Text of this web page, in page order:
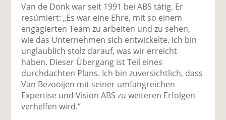
Van de Donk war seit 1991 bei ABS tätig. Er
resümiert: „Es war eine Ehre, mit so einem
engagierten Team zu arbeiten und zu sehen,
wie das Unternehmen sich entwickelte. Ich bin
unglaublich stolz darauf, was wir erreicht
haben. Dieser Übergang ist Teil eines
durchdachten Plans. Ich bin zuversichtlich, dass
Van Bezooijen mit seiner umfangreichen
Expertise und Vision ABS zu weiteren Erfolgen
verhelfen wird.“